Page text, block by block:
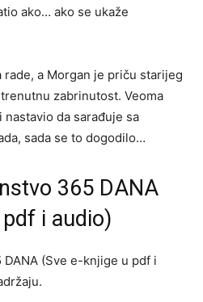
ako… ako se ukaže
rade, a Morgan je priču starijeg
zabrinutost. Veoma
da sarađuje sa
sada se to dogodilo…
365 DANA
i audio)
(Sve e-knjige u pdf i